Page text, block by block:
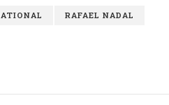
RAFAEL NADAL